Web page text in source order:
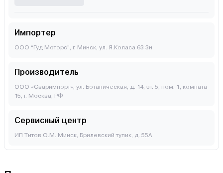
Импортер
ООО “Гуд Моторс”, г. Минск, ул. Я.Коласа 63 3н
Производитель
ООО «Сваримпорт», ул. Ботаническая, д. 14, эт. 5, пом. 1, комната
15, г. Москва, РФ
Сервисный центр
ИП Титов О.М. Минск, Брилевский тупик, д. 55А